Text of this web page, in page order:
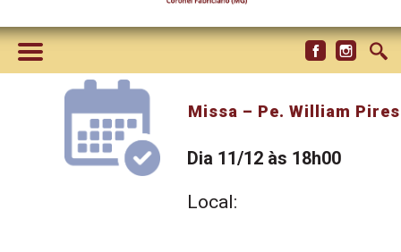
Missa – Pe. William Pires
Dia 11/12 às 18h00
Local: